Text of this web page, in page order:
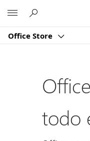
Office Store
todo